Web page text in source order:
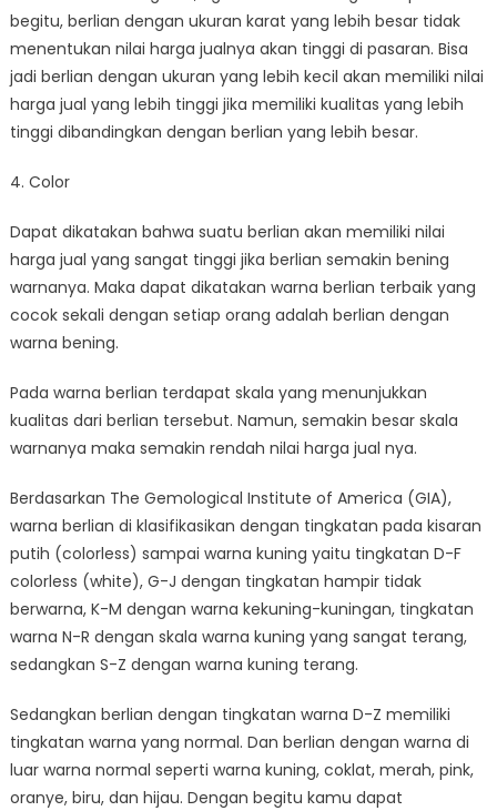
begitu, berlian dengan ukuran karat yang lebih besar tidak
menentukan nilai harga jualnya akan tinggi di pasaran. Bisa
jadi berlian dengan ukuran yang lebih kecil akan memiliki nilai
harga jual yang lebih tinggi jika memiliki kualitas yang lebih
tinggi dibandingkan dengan berlian yang lebih besar.
4. Color
Dapat dikatakan bahwa suatu berlian akan memiliki nilai
harga jual yang sangat tinggi jika berlian semakin bening
warnanya. Maka dapat dikatakan warna berlian terbaik yang
cocok sekali dengan setiap orang adalah berlian dengan
warna bening.
Pada warna berlian terdapat skala yang menunjukkan
kualitas dari berlian tersebut. Namun, semakin besar skala
warnanya maka semakin rendah nilai harga jual nya.
Berdasarkan The Gemological Institute of America (GIA),
warna berlian di klasifikasikan dengan tingkatan pada kisaran
putih (colorless) sampai warna kuning yaitu tingkatan D-F
colorless (white), G-J dengan tingkatan hampir tidak
berwarna, K-M dengan warna kekuning-kuningan, tingkatan
warna N-R dengan skala warna kuning yang sangat terang,
sedangkan S-Z dengan warna kuning terang.
Sedangkan berlian dengan tingkatan warna D-Z memiliki
tingkatan warna yang normal. Dan berlian dengan warna di
luar warna normal seperti warna kuning, coklat, merah, pink,
oranye, biru, dan hijau. Dengan begitu kamu dapat